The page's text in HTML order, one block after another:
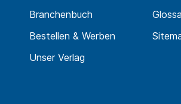
Branchenbuch
Bestellen & Werben
Unser Verlag